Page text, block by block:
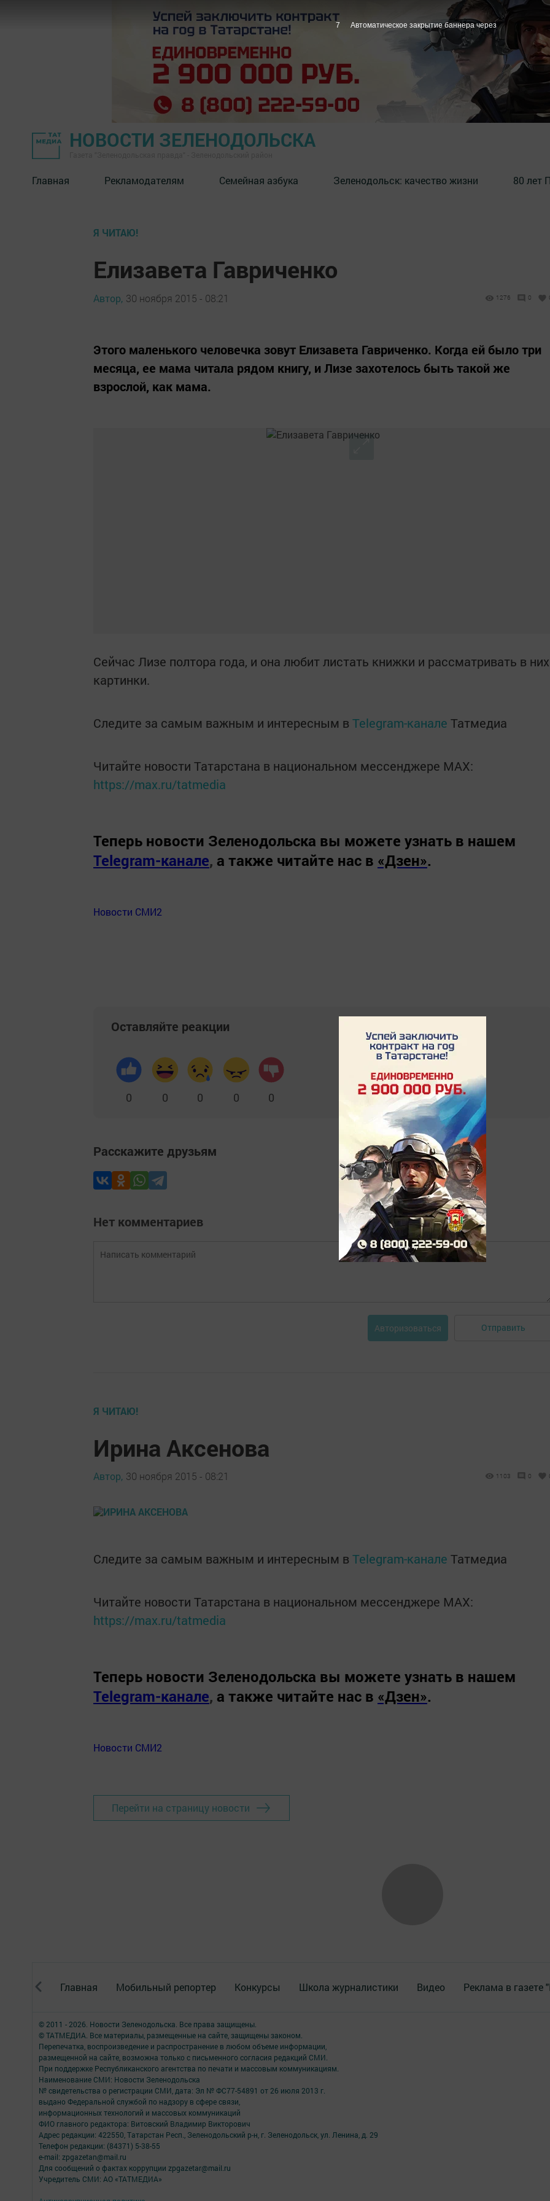
НОВОСТИ ЗЕЛЕНОДОЛЬСКА
Главная Рекламодателям Семейная азбука ⁠Зеленодольск: качество жизни 80 лет
Я ЧИТАЮ!
Елизавета Гавриченко
Автор, 30 ноября 2015 - 08:21 1276 0
Этого маленького человечка зовут Елизавета Гавриченко. Когда ей было три
месяца, ее мама читала рядом книгу, и Лизе захотелось быть такой же
взрослой, как мама.
Сейчас Лизе полтора года, и она любит листать книжки и рассматривать в них
картинки.
Следите за самым важным и интересным в Telegram-канале Татмедиа
Читайте новости Татарстана в национальном мессенджере MАХ:
https://max.ru/tatmedia
Теперь новости Зеленодольска вы можете узнать в нашем
Telegram-канале, а также читайте нас в «Дзен».
Новости СМИ2
Оставляйте реакции
0 0 0 0 0
Расскажите друзьям
Нет комментариев
Авторизоваться Отправить
Я ЧИТАЮ!
Ирина Аксенова
Автор, 30 ноября 2015 - 08:21 1103 0
Следите за самым важным и интересным в Telegram-канале Татмедиа
Читайте новости Татарстана в национальном мессенджере MАХ:
https://max.ru/tatmedia
Теперь новости Зеленодольска вы можете узнать в нашем
Telegram-канале, а также читайте нас в «Дзен».
Новости СМИ2
Перейти на страницу новости
Главная Мобильный репортер Конкурсы Школа журналистики Видео Реклама в
© 2011 - 2026. Новости Зеленодольска. Все права защищены.
© ТАТМЕДИА. Все материалы, размещенные на сайте, защищены законом.
Перепечатка, воспроизведение и распространение в любом объеме информации,
размещенной на сайте, возможна только с письменного согласия редакций СМИ.
При поддержке Республиканского агентства по печати и массовым коммуникациям.
Наименование СМИ: Новости Зеленодольска
№ свидетельства о регистрации СМИ, дата: Эл № ФС77-54891 от 26 июля 2013 г.
выдано Федеральной службой по надзору в сфере связи,
информационных технологий и массовых коммуникаций
ФИО главного редактора: Витовский Владимир Викторович
Адрес редакции: 422550, Татарстан Респ., Зеленодольский р-н, г. Зеленодольск, ул. Ленина, д. 29
Телефон редакции: (84371) 5-38-55
e-mail: zpgazetan@mail.ru
Для сообщений о фактах коррупции zpgazetar@mail.ru
Учредитель СМИ: АО «ТАТМЕДИА»
6 Автоматическое закрытие баннера через